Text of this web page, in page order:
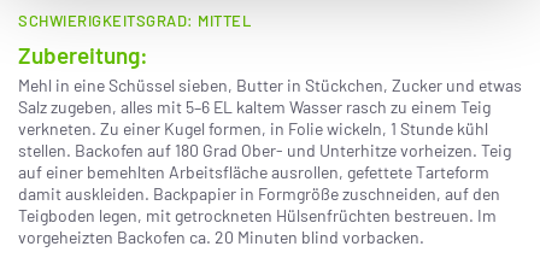
SCHWIERIGKEITSGRAD: MITTEL
Zubereitung:
Mehl in eine Schüssel sieben, Butter in Stückchen, Zucker und etwas
Salz zugeben, alles mit 5–6 EL kaltem Wasser rasch zu einem Teig
verkneten. Zu einer Kugel formen, in Folie wickeln, 1 Stunde kühl
stellen. Backofen auf 180 Grad Ober- und Unterhitze vorheizen. Teig
auf einer bemehlten Arbeitsfläche ausrollen, gefettete Tarteform
damit auskleiden. Backpapier in Formgröße zuschneiden, auf den
Teigboden legen, mit getrockneten Hülsenfrüchten bestreuen. Im
vorgeheizten Backofen ca. 20 Minuten blind vorbacken.